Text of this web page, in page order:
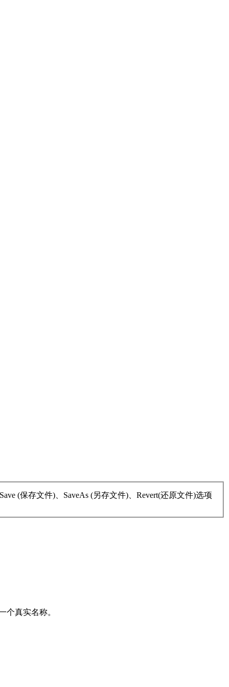
(保存文件)、SaveAs (另存文件)、Revert(还原文件)选项
个真实名称。